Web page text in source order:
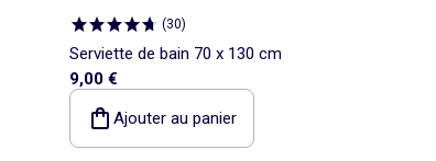
(30)
Serviette de bain 70 x 130 cm
9,00 €
Ajouter au panier